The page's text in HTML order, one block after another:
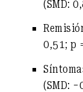
(SMD:
0,51; p
(SMD: